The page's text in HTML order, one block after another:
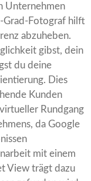
Unternehmen
Grad-Fotograf hilft
abzuheben.
gibst, dein
du deine
Dies
Kunden
Rundgang
da Google
mit einem
View trägt dazu